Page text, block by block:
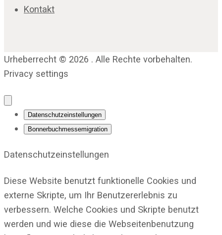
Kontakt
Urheberrecht © 2026 . Alle Rechte vorbehalten.
Privacy settings
Datenschutzeinstellungen
Bonnerbuchmessemigration
Datenschutzeinstellungen
Diese Website benutzt funktionelle Cookies und
externe Skripte, um Ihr Benutzererlebnis zu
verbessern. Welche Cookies und Skripte benutzt
werden und wie diese die Webseitenbenutzung